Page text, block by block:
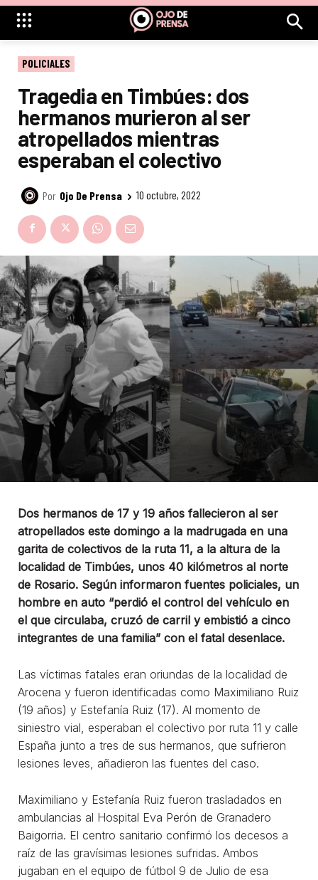
POLICIALES
Tragedia en Timbúes: dos
hermanos murieron al ser
atropellados mientras
esperaban el colectivo
Por Ojo De Prensa 10 octubre, 2022
Dos hermanos de 17 y 19 años fallecieron al ser
atropellados este domingo a la madrugada en una
garita de colectivos de la ruta 11, a la altura de la
localidad de Timbúes, unos 40 kilómetros al norte
de Rosario. Según informaron fuentes policiales, un
hombre en auto “perdió el control del vehículo en
el que circulaba, cruzó de carril y embistió a cinco
integrantes de una familia” con el fatal desenlace.
Las víctimas fatales eran oriundas de la localidad de
Arocena y fueron identificadas como Maximiliano Ruiz
(19 años) y Estefanía Ruiz (17). Al momento de
siniestro vial, esperaban el colectivo por ruta 11 y calle
España junto a tres de sus hermanos, que sufrieron
lesiones leves, añadieron las fuentes del caso.
Maximiliano y Estefanía Ruiz fueron trasladados en
ambulancias al Hospital Eva Perón de Granadero
Baigorria. El centro sanitario confirmó los decesos a
raíz de las gravísimas lesiones sufridas. Ambos
jugaban en el equipo de fútbol 9 de Julio de esa